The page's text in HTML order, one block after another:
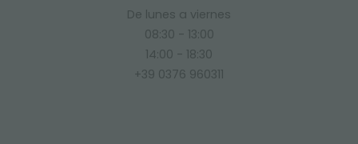
De lunes a viernes
08:30 - 13:00
14:00 - 18:30
+39 0376 960311